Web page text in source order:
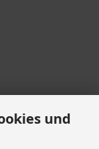
und